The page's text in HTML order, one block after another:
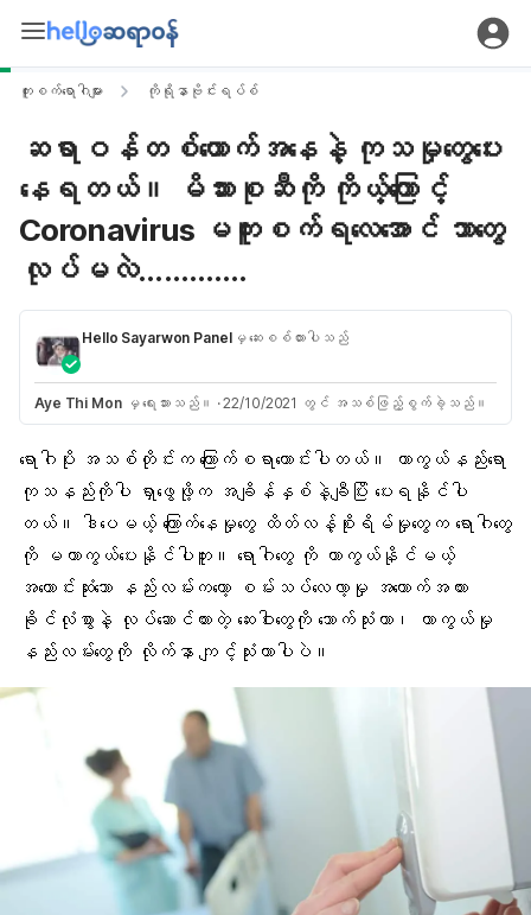
ကူးစက်ရောဂါများ ကိုရိုနာဗိုင်းရပ်စ်
ဆရာဝန်တစ်ယောက်အနေနဲ့ ကုသမှုတွေပေး
နေရတယ်။ မိသားစုဆီကို ကိုယ့်ကြောင့်
Coronavirus မကူးစက်ရလေအောင် ဘာတွေ
လုပ်မလဲ………….
Hello Sayarwon Panelမှ ဆေးစစ်ထားပါသည်
Aye Thi Monမှ ရေးသားသည်။ ·22/10/2021 တွင် အသစ်ဖြည့်စွက်ခဲ့သည်။
ရောဂါပိုး အသစ်တိုင်းက ကြောက်စရာကောင်းပါတယ်။ ကာကွယ်နည်းရော
ကုသနည်းကိုပါ ရှာဖွေဖို့က အချိန်နှစ်နဲ့ချီပြိး ပေးရနိုင်ပါ
တယ်။ ဒါပေမယ့် ကြောက်နေမှုတွေ ထိတ်လန့်စိုးရိမ်မှုတွေက ရောဂါတွေ
ကို မကာကွယ်ပေးနိုင်ပါဘူး။ ရောဂါတွေ ကို ကာကွယ်နိုင်မယ့်
အကောင်းဆုံးသော နည်းလမ်းကတော့ စမ်းသပ်လေလာ့မှု အထောက်အထား
ခိုင်လုံစွာနဲ့ လုပ်ဆောင်ထားတဲ့ ဆေးဝါးတွေကို သောက်သုံးတာ၊ ကာကွယ်မှု
နည်းလမ်းတွေကို လိုက်နာ ကျင့်သုံးတာပါပဲ။